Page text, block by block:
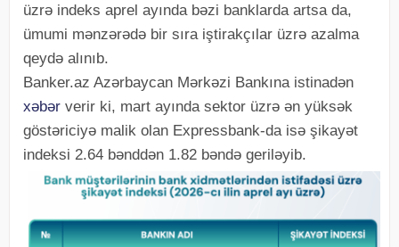
üzrə indeks aprel ayında bəzi banklarda artsa da,
ümumi mənzərədə bir sıra iştirakçılar üzrə azalma
qeydə alınıb.
Banker.az Azərbaycan Mərkəzi Bankına istinadən
xəbər verir ki, mart ayında sektor üzrə ən yüksək
göstəriciyə malik olan Expressbank-da isə şikayət
indeksi 2.64 bənddən 1.82 bəndə geriləyib.